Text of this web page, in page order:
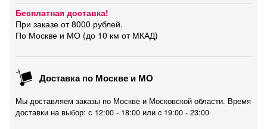
Бесплатная доставка!
При заказе от 8000 рублей.
По Москве и МО (до 10 км от МКАД)
Доставка по Москве и МО
Мы доставляем заказы по Москве и Московской области. Время
доставки на выбор: с 12:00 - 18:00 или c 19:00 - 23:00